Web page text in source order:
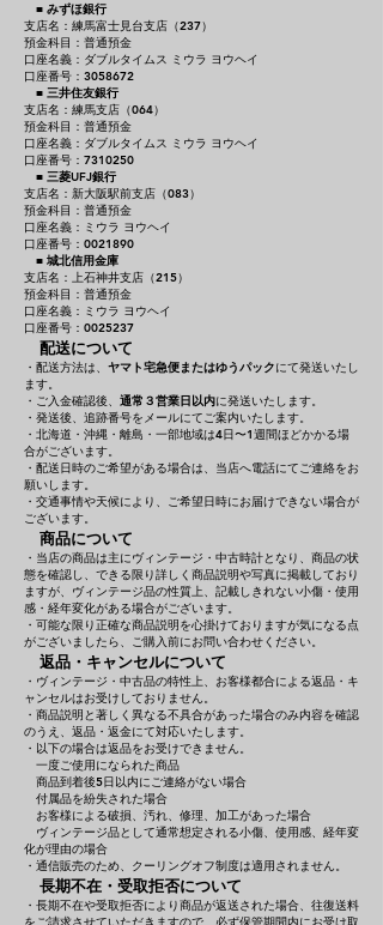
■ みずほ銀行
支店名：練馬富士見台支店（237）
預金科目：普通預金
口座名義：ダブルタイムス ミウラ ヨウヘイ
口座番号：3058672
■ 三井住友銀行
支店名：練馬支店（064）
預金科目：普通預金
口座名義：ダブルタイムス ミウラ ヨウヘイ
口座番号：7310250
■ 三菱UFJ銀行
支店名：新大阪駅前支店（083）
預金科目：普通預金
口座名義：ミウラ ヨウヘイ
口座番号：0021890
■ 城北信用金庫
支店名：上石神井支店（215）
預金科目：普通預金
口座名義：ミウラ ヨウヘイ
口座番号：0025237
配送について
・配送方法は、 ヤマト宅急便またはゆうパックにて発送いたし
ます。
・ご入金確認後、 通常３営業日以内に発送いたします。
・発送後、追跡番号をメールにてご案内いたします。
・北海道・沖縄・離島・一部地域は4日〜1週間ほどかかる場
合がございます。
・配送日時のご希望がある場合は、当店へ電話にてご連絡をお
願いします。
・交通事情や天候により、ご希望日時にお届けできない場合が
ございます。
商品について
・当店の商品は主にヴィンテージ・中古時計となり、商品の状
態を確認し、できる限り詳しく商品説明や写真に掲載しており
ますが、ヴィンテージ品の性質上、記載しきれない小傷・使用
感・経年変化がある場合がございます。
・可能な限り正確な商品説明を心掛けておりますが気になる点
がございましたら、ご購入前にお問い合わせください。
返品・キャンセルについて
・ヴィンテージ・中古品の特性上、お客様都合による返品・キ
ャンセルはお受けしておりません。
・商品説明と著しく異なる不具合があった場合のみ内容を確認
のうえ、返品・返金にて対応いたします。
・以下の場合は返品をお受けできません。
一度ご使用になられた商品
商品到着後5日以内にご連絡がない場合
付属品を紛失された場合
お客様による破損、汚れ、修理、加工があった場合
ヴィンテージ品として通常想定される小傷、使用感、経年変
化が理由の場合
・通信販売のため、クーリングオフ制度は適用されません。
長期不在・受取拒否について
・長期不在や受取拒否により商品が返送された場合、往復送料